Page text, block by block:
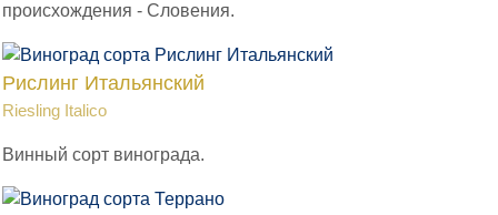
происхождения - Словения.
Рислинг Итальянский
Riesling Italico
Винный сорт винограда.